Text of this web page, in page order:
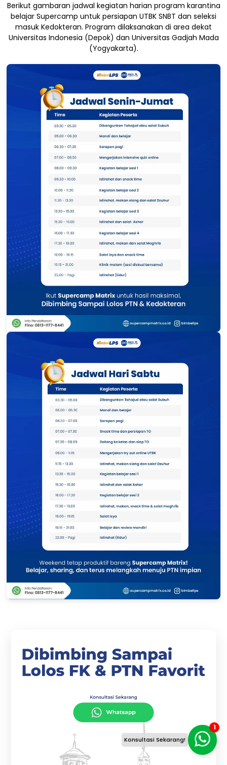
Konsultasi Sekarang!
1
Berikut gambaran jadwal kegiatan harian program karantina
belajar Supercamp untuk persiapan UTBK SNBT dan seleksi
masuk Kedokteran. Program dilaksanakan di area dekat
Universitas Indonesia (Depok) dan Universitas Gadjah Mada
(Yogyakarta).